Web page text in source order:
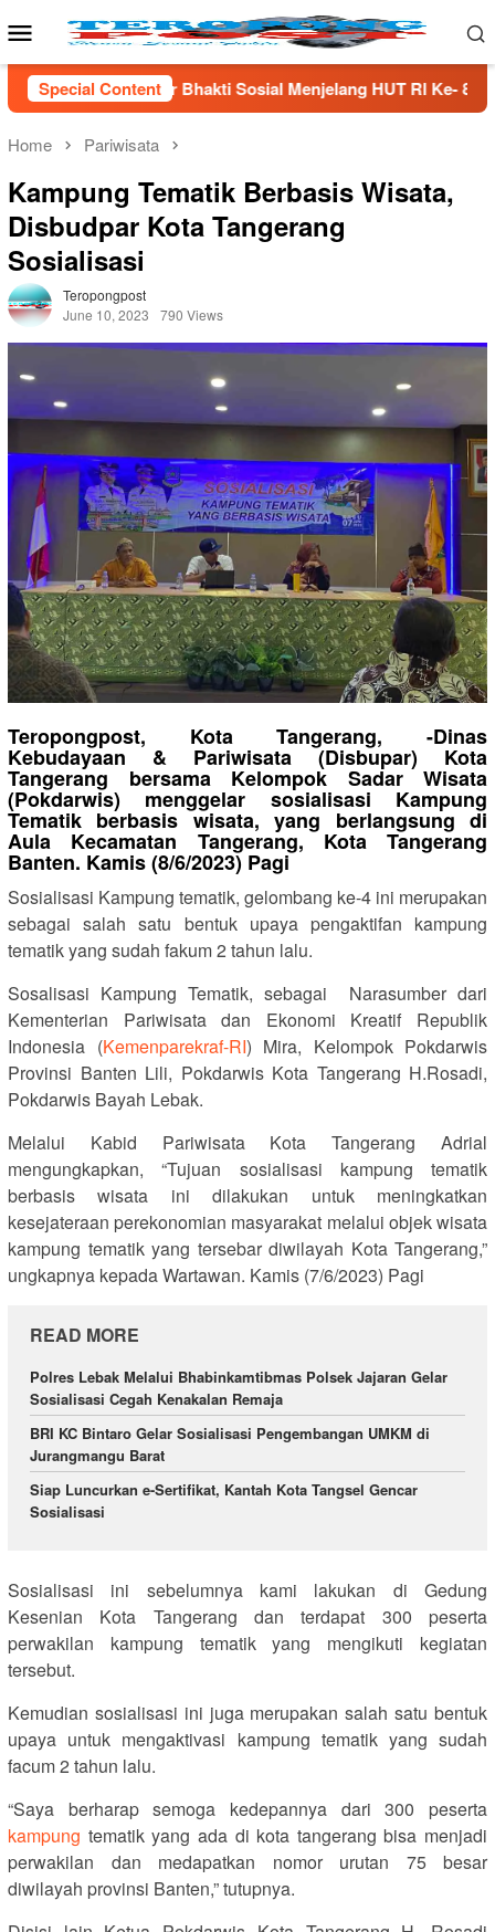
to
Mobile
Menu
Special Content
Sosial Menjelang HUT Rl Ke- 81 Di Lampung Selatan
Home Pariwisata
Kampung Tematik Berbasis Wisata,
Disbudpar Kota Tangerang
Sosialisasi
Teropongpost
June 10, 2023
790 Views
Teropongpost, Kota Tangerang, -Dinas
Kebudayaan & Pariwisata (Disbupar) Kota
Tangerang bersama Kelompok Sadar Wisata
(Pokdarwis) menggelar sosialisasi Kampung
Tematik berbasis wisata, yang berlangsung di
Aula Kecamatan Tangerang, Kota Tangerang
Banten. Kamis (8/6/2023) Pagi
Sosialisasi Kampung tematik, gelombang ke-4 ini merupakan
sebagai salah satu bentuk upaya pengaktifan kampung
tematik yang sudah fakum 2 tahun lalu.
Sosalisasi Kampung Tematik, sebagai Narasumber dari
Kementerian Pariwisata dan Ekonomi Kreatif Republik
Indonesia (Kemenparekraf-RI) Mira, Kelompok Pokdarwis
Provinsi Banten Lili, Pokdarwis Kota Tangerang H.Rosadi,
Pokdarwis Bayah Lebak.
Melalui Kabid Pariwisata Kota Tangerang Adrial
mengungkapkan, “Tujuan sosialisasi kampung tematik
berbasis wisata ini dilakukan untuk meningkatkan
kesejateraan perekonomian masyarakat melalui objek wisata
kampung tematik yang tersebar diwilayah Kota Tangerang,”
ungkapnya kepada Wartawan. Kamis (7/6/2023) Pagi
READ MORE
Polres Lebak Melalui Bhabinkamtibmas Polsek Jajaran Gelar
Sosialisasi Cegah Kenakalan Remaja
BRI KC Bintaro Gelar Sosialisasi Pengembangan UMKM di
Jurangmangu Barat
Siap Luncurkan e-Sertifikat, Kantah Kota Tangsel Gencar
Sosialisasi
Sosialisasi ini sebelumnya kami lakukan di Gedung
Kesenian Kota Tangerang dan terdapat 300 peserta
perwakilan kampung tematik yang mengikuti kegiatan
tersebut.
Kemudian sosialisasi ini juga merupakan salah satu bentuk
upaya untuk mengaktivasi kampung tematik yang sudah
facum 2 tahun lalu.
“Saya berharap semoga kedepannya dari 300 peserta
kampung tematik yang ada di kota tangerang bisa menjadi
perwakilan dan medapatkan nomor urutan 75 besar
diwilayah provinsi Banten,” tutupnya.